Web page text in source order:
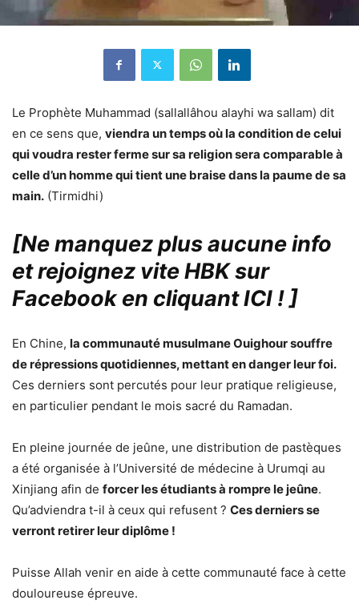
Le Prophète Muhammad (sallallâhou alayhi wa sallam) dit
en ce sens que, viendra un temps où la condition de celui
qui voudra rester ferme sur sa religion sera comparable à
celle d’un homme qui tient une braise dans la paume de sa
main. (Tirmidhi)
[Ne manquez plus aucune info
et rejoignez vite HBK sur
Facebook en cliquant ICI !]
En Chine, la communauté musulmane Ouighour souffre
de répressions quotidiennes, mettant en danger leur foi.
Ces derniers sont percutés pour leur pratique religieuse,
en particulier pendant le mois sacré du Ramadan.
En pleine journée de jeûne, une distribution de pastèques
a été organisée à l’Université de médecine à Urumqi au
Xinjiang afin de forcer les étudiants à rompre le jeûne.
Qu’adviendra t-il à ceux qui refusent ? Ces derniers se
verront retirer leur diplôme !
Puisse Allah venir en aide à cette communauté face à cette
douloureuse épreuve.